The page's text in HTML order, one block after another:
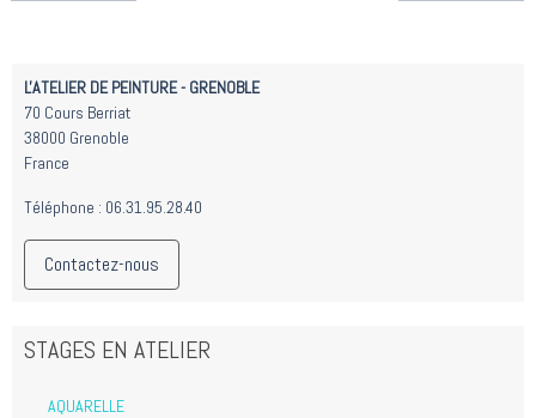
L'ATELIER DE PEINTURE - GRENOBLE
70 Cours Berriat
38000 Grenoble
France
Téléphone : 06.31.95.28.40
Contactez-nous
STAGES EN ATELIER
AQUARELLE